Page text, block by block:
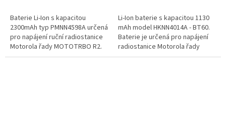
Baterie Li-Ion s kapacitou
2300mAh typ PMNN4598A určená
pro napájení ruční radiostanice
Motorola řady MOTOTRBO R2.
Li-Ion baterie s kapacitou 1130
mAh model HKNN4014A - BT60.
Baterie je určená pro napájení
radiostanice Motorola řady
CLP446 a CLK446. Li-Ion...